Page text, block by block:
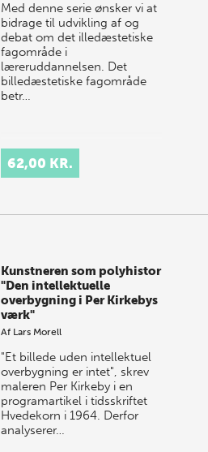
Med denne serie ønsker vi at
bidrage til udvikling af og
debat om det illedæstetiske
fagområde i
læreruddannelsen. Det
billedæstetiske fagområde
betr…
62,00 KR.
Kunstneren som polyhistor
"Den intellektuelle
overbygning i Per Kirkebys
værk"
Af Lars Morell
"Et billede uden intellektuel
overbygning er intet", skrev
maleren Per Kirkeby i en
program­artikel i tidsskriftet
Hvedekorn i 1964. Derfor
analyserer…